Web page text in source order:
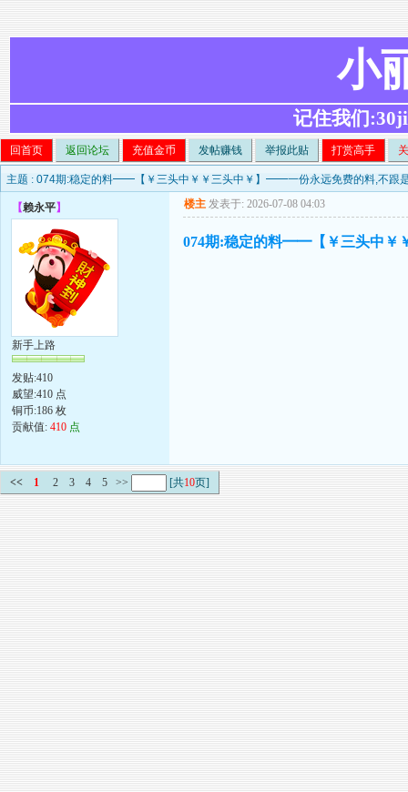
小
记住我们
回首页 返回论坛 充值金币 发帖赚钱 举报此贴 打赏高手
主题 : 074期:稳定的料━━【￥三头中￥￥三头中￥】━━一份永远免费的料,不跟
【赖永平】
新手上路
发贴:410
威望:410 点
铜币:186 枚
贡献值: 410 点
楼主 发表于: 2026-07-08 04:03
074期:稳定的料━━【￥三头中￥
<< 1 2 3 4 5 >> [共10页]